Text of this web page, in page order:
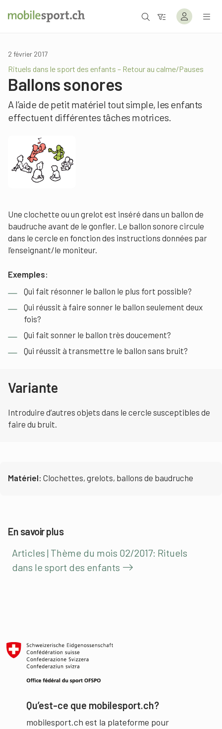
2 février 2017
Rituels dans le sport des enfants – Retour au calme/Pauses
Ballons sonores
A l’aide de petit matériel tout simple, les enfants
effectuent différentes tâches motrices.
Une clochette ou un grelot est inséré dans un ballon de
baudruche avant de le gonfler. Le ballon sonore circule
dans le cercle en fonction des instructions données par
l’enseignant/le moniteur.
Exemples:
Qui fait résonner le ballon le plus fort possible?
Qui réussit à faire sonner le ballon seulement deux
fois?
Qui fait sonner le ballon très doucement?
Qui réussit à transmettre le ballon sans bruit?
Variante
Introduire d’autres objets dans le cercle susceptibles de
faire du bruit.
Matériel: Clochettes, grelots, ballons de baudruche
En savoir plus
Articles | Thème du mois 02/2017: Rituels
dans le sport des enfants
Qu’est-ce que mobilesport.ch?
mobilesport.ch est la plateforme pour